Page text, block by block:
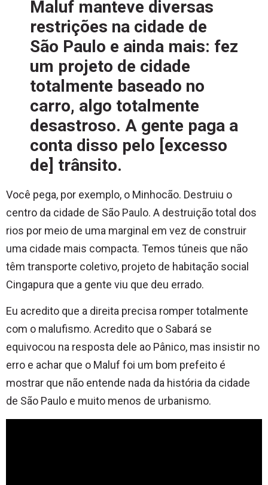
Maluf manteve diversas
restrições na cidade de
São Paulo e ainda mais: fez
um projeto de cidade
totalmente baseado no
carro, algo totalmente
desastroso. A gente paga a
conta disso pelo [excesso
de] trânsito.
Você pega, por exemplo, o Minhocão. Destruiu o
centro da cidade de São Paulo. A destruição total dos
rios por meio de uma marginal em vez de construir
uma cidade mais compacta. Temos túneis que não
têm transporte coletivo, projeto de habitação social
Cingapura que a gente viu que deu errado.
Eu acredito que a direita precisa romper totalmente
com o malufismo. Acredito que o Sabará se
equivocou na resposta dele ao Pânico, mas insistir no
erro e achar que o Maluf foi um bom prefeito é
mostrar que não entende nada da história da cidade
de São Paulo e muito menos de urbanismo.